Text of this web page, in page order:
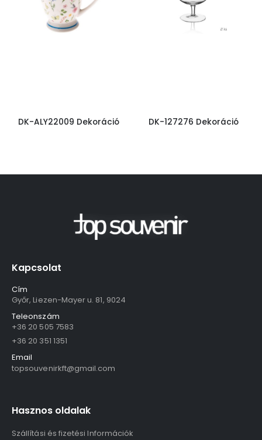
DK-ALY22009 Dekoráció DK-127276 Dekoráció
Kapcsolat
Cím
Győr, Liezen-Mayer u. 81, 9024
Teleonszám
+36 20 505 7583
+36 20 351 1351
Email
topsouvenirkft@gmail.com
Hasznos oldalak
Szállítási és fizetési Információk